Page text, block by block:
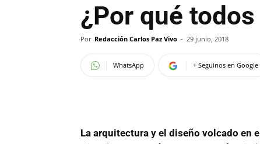
¿Por qué
Por Redacción Carlos Paz Vivo - 29 junio, 2018
WhatsApp + Seguinos en Google
La arquitectura y el diseño volcado en